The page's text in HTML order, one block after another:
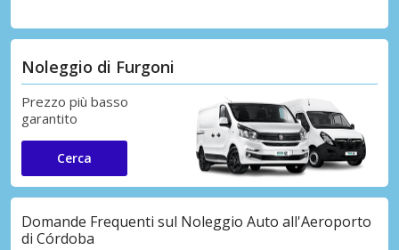
Noleggio di Furgoni
Prezzo più basso
garantito
Cerca
Domande Frequenti sul Noleggio Auto all'Aeroporto
di Córdoba